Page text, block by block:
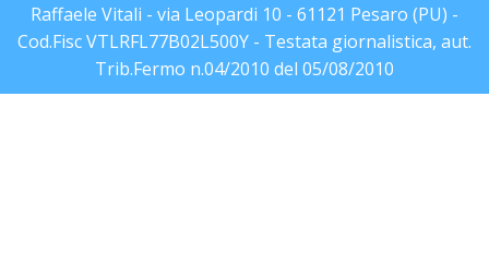
Raffaele Vitali - via Leopardi 10 - 61121 Pesaro (PU) -
Cod.Fisc VTLRFL77B02L500Y - Testata giornalistica, aut.
Trib.Fermo n.04/2010 del 05/08/2010